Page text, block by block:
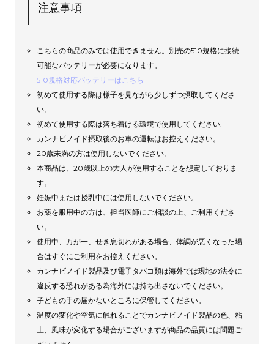
注意事項
こちらの商品のみでは使用できません。別売の510規格に接続
可能なバッテリーが必要になります。
510規格対応バッテリーはこちら
初めて使用する際は様子を見ながら少しずつ摂取してくださ
い。
初めて使用する際は落ち着ける環境で使用してください.
カンナビノイド摂取後のお車の運転はお控えください。
20歳未満の方は使用しないでください。
本商品は、20歳以上の大人が使用することを想定しておりま
す。
妊娠中または授乳中には使用しないでください。
お薬を服用中の方は、担当医師にご相談の上、ご利用くださ
い。
使用中、万が一、せき息切れがある場合、体調が悪くなった場
合はすぐにご利用をお控えください。
カンナビノイド製品及び電子タバコ類は海外では現地の法令に
違反する恐れがある為海外には持ち出さないでください。
子どもの手の届かないところに保管してください。
温度の変化や空気に触れることでカンナビノイド製品の色、粘
土、風味が変化する場合がございますが商品の品質には問題ご